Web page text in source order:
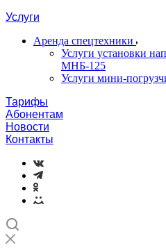
Услуги
Аренда спецтехники
Услуги установки
МНБ-125
Услуги мини-
Тарифы
Абонентам
Новости
Контакты